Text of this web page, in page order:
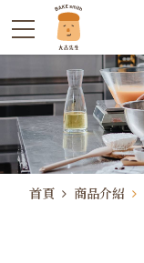
首頁 商品介紹